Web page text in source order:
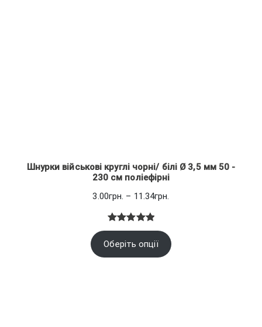
Шнурки військові круглі чорні/ білі Ø 3,5 мм 50 -
230 см поліефірні
3.00грн. – 11.34грн.
3.00грн.
до
Рейтинг
5.00з 5
на основі
1
Оберіть опції